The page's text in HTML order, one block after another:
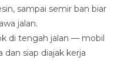
sampai semir ban biar
jalan.
di tengah jalan — mobil
dan siap diajak kerja